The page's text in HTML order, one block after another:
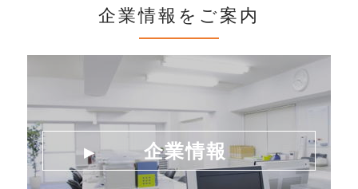
企業情報をご案内
企業情報